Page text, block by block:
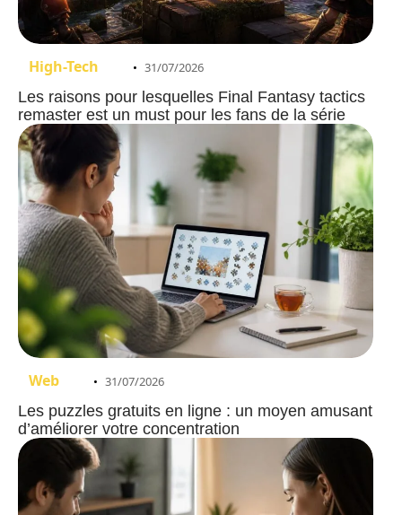
High-Tech 31/07/2026
Les raisons pour lesquelles Final Fantasy tactics
remaster est un must pour les fans de la série
Web 31/07/2026
Les puzzles gratuits en ligne : un moyen amusant
d’améliorer votre concentration